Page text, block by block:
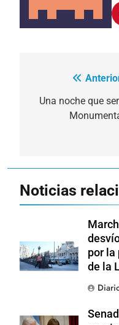
Navegación
de
Una noche que
Noticias
por la
de la